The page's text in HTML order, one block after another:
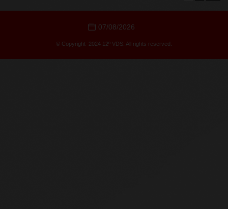
07/08/2026
© Copyright 2024 12º VDS. All rights reserved.